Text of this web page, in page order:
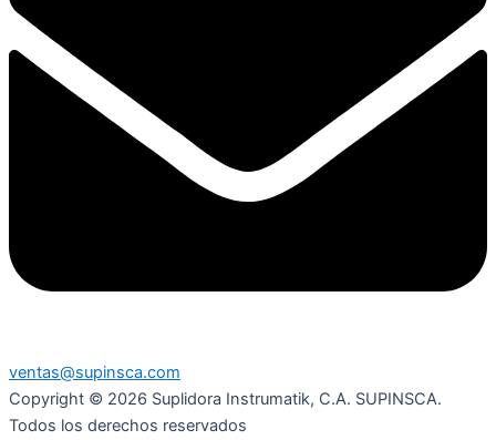
ventas@supinsca.com
Copyright © 2026 Suplidora Instrumatik, C.A. SUPINSCA.
Todos los derechos reservados